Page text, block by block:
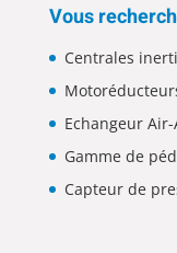
Vous
Centrales
Echangeur
Gamme de
Capteur de